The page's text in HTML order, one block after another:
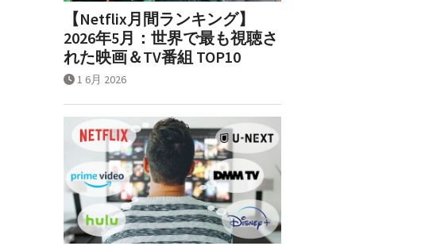
【Netflix月間ランキング】
2026年5月：世界で最も視聴さ
れた映画＆TV番組 TOP10
1 6月 2026